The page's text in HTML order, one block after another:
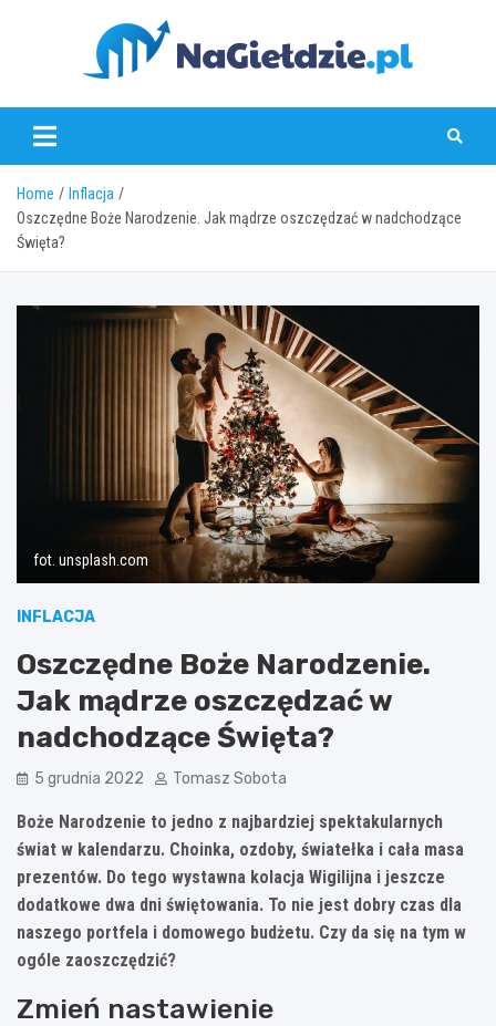
nagieldzie.pl
Home
Inflacja
Oszczędne Boże Narodzenie. Jak mądrze oszczędzać w nadchodzące
Święta?
fot. unsplash.com
INFLACJA
Oszczędne Boże Narodzenie.
Jak mądrze oszczędzać w
nadchodzące Święta?
5 grudnia 2022 Tomasz Sobota
Boże Narodzenie to jedno z najbardziej spektakularnych
świat w kalendarzu. Choinka, ozdoby, światełka i cała masa
prezentów. Do tego wystawna kolacja Wigilijna i jeszcze
dodatkowe dwa dni świętowania. To nie jest dobry czas dla
naszego portfela i domowego budżetu. Czy da się na tym w
ogóle zaoszczędzić?
Zmień nastawienie